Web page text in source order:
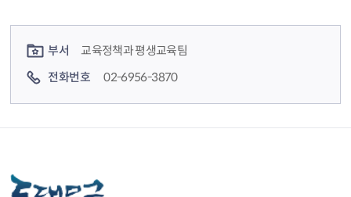
부서
교육정책과 평생교육팀
전화번호
02-6956-3870